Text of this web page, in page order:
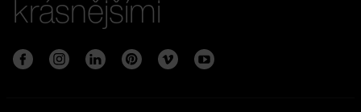
krásnějšími